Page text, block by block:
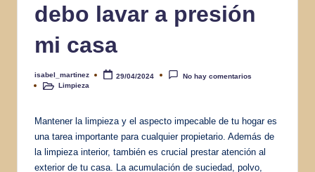
debo lavar a presión
mi casa
Publicado
por
isabel_martinez 29/04/2024
No hay comentarios
PublicadoLimpieza
Mantener la limpieza y el aspecto impecable de tu hogar es
una tarea importante para cualquier propietario. Además de
la limpieza interior, también es crucial prestar atención al
exterior de tu casa. La acumulación de suciedad, polvo,